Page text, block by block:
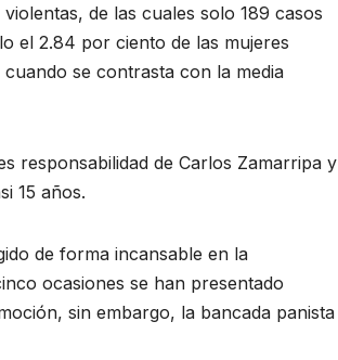
de las cuales solo 189 casos
el 2.84 por ciento de las mujeres
se contrasta con la media
responsabilidad de Carlos Zamarripa y
15 años.
de forma incansable en la
ocasiones se han presentado
sin embargo, la bancada panista